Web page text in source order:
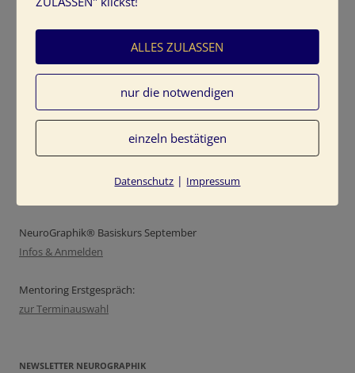
Mit Kreativitäts-Prozessen und Naturerlebnissen begleite ich
Menschen auf ihrem Weg in die persönliche Freiheit. Mit Farben
und Bewegung gehen wir gemeinsam auf die Reise, die zu einer
grundlegenden Wandlung führt.
NeuroGraphik® Basiskurs September
Infos & Anmelden
Mentoring Erstgespräch:
zur Terminauswahl
NEWSLETTER NEUROGRAPHIK
ALLES ZULASSEN
nur die notwendigen
einzeln bestätigen
Datenschutz | Impressum